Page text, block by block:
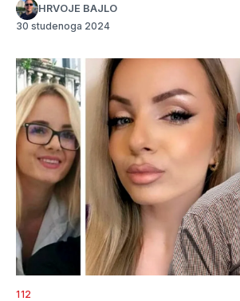
HRVOJE BAJLO
30 studenoga 2024
112